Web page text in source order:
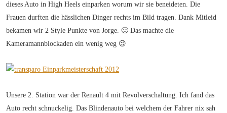
dieses Auto in High Heels einparken worum wir sie beneideten. Die
Frauen durften die hässlichen Dinger rechts im Bild tragen. Dank Mitleid
bekamen wir 2 Style Punkte von Jorge. 🙂 Das machte die
Kameramannblockaden ein wenig weg 😉
Unsere 2. Station war der Renault 4 mit Revolverschaltung. Ich fand das
Auto recht schnuckelig. Das Blindenauto bei welchem der Fahrer nix sah